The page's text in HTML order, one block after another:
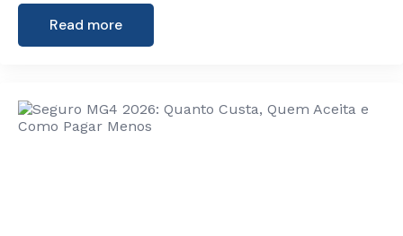
Read more